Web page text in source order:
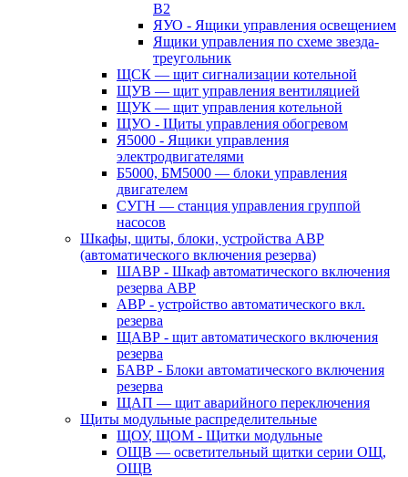
В2
ЯУО - Ящики управления освещением
Ящики управления по схеме звезда-
треугольник
ЩСК — щит сигнализации котельной
ЩУВ — щит управления вентиляцией
ЩУК — щит управления котельной
ЩУО - Щиты управления обогревом
Я5000 - Ящики управления
электродвигателями
Б5000, БМ5000 — блоки управления
двигателем
СУГН — станция управления группой
насосов
Шкафы, щиты, блоки, устройства АВР
(автоматического включения резерва)
ШАВР - Шкаф автоматического включения
резерва АВР
АВР - устройство автоматического вкл.
резерва
ЩАВР - щит автоматического включения
резерва
БАВР - Блоки автоматического включения
резерва
ЩАП — щит аварийного переключения
Щиты модульные распределительные
ЩОУ, ЩОМ - Щитки модульные
ОЩВ — осветительный щитки серии ОЩ,
ОЩВ